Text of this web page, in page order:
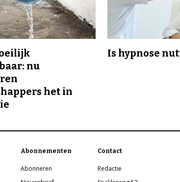
nu
het in
Is hypnose
Abonnementen
Abonneren
Contact
Redactie